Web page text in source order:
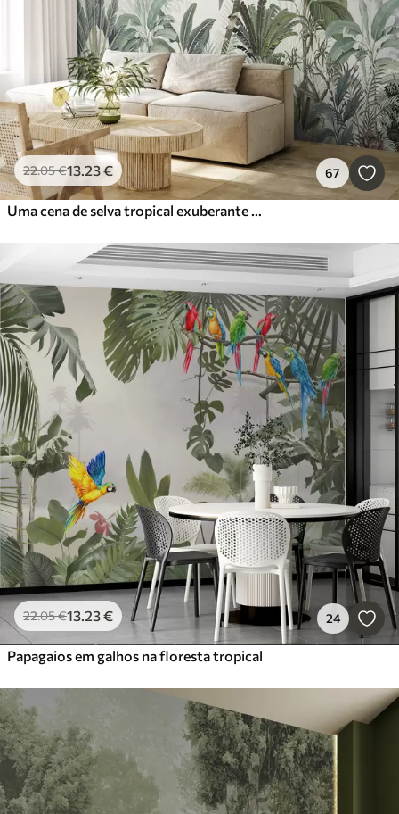
22.05€13.23€ 67
Uma cena de selva tropical exuberante com várias palmeiras, folhas grandes e flores coloridas em primeiro plano
22.05€13.23€ 24
Papagaios em galhos na floresta tropical